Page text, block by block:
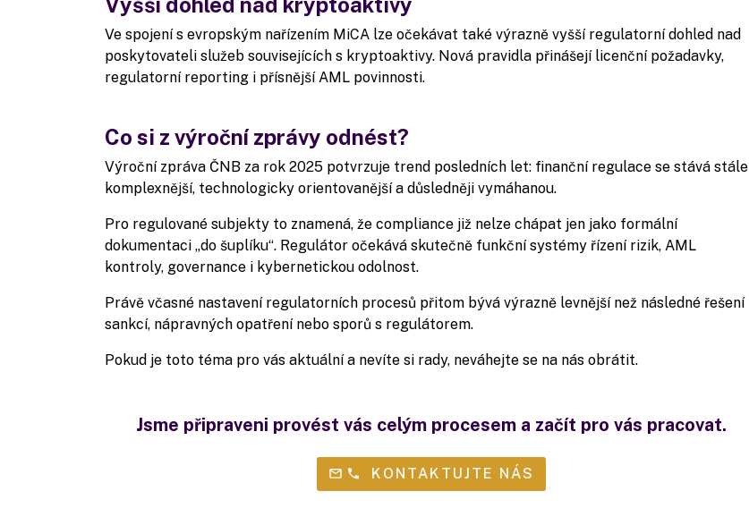
Ve spojení s evropským nařízením MiCA lze očekávat také výrazně vyšší regulatorní dohled nad
poskytovateli služeb souvisejících s kryptoaktivy. Nová pravidla přinášejí licenční požadavky,
regulatorní reporting i přísnější AML povinnosti.
Co si z výroční zprávy odnést?
Výroční zpráva ČNB za rok 2025 potvrzuje trend posledních let: finanční regulace se stává stále
komplexnější, technologicky orientovanější a důsledněji vymáhanou.
Pro regulované subjekty to znamená, že compliance již nelze chápat jen jako formální
dokumentaci „do šuplíku“. Regulátor očekává skutečně funkční systémy řízení rizik, AML
kontroly, governance i kybernetickou odolnost.
Právě včasné nastavení regulatorních procesů přitom bývá výrazně levnější než následné řešení
sankcí, nápravných opatření nebo sporů s regulátorem.
Pokud je toto téma pro vás aktuální a nevíte si rady, neváhejte se na nás obrátit.
Jsme připraveni provést vás celým procesem a začít pro vás pracovat.
KONTAKTUJTE NÁS